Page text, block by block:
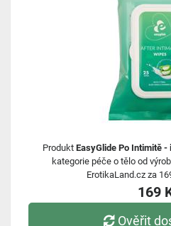
Produkt EasyGlide Po Intimitě
kategorie péče o tělo od
ErotikaLand.cz za
169
Ověřit